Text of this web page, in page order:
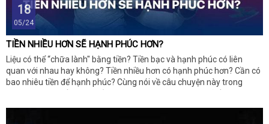
18
05/24
TIỀN NHIỀU HƠN SẼ HẠNH PHÚC HƠN?
Liệu có thể “chữa lành" bằng tiền? Tiền bạc và hạnh phúc có liên
quan với nhau hay không? Tiền nhiều hơn có hạnh phúc hơn? Cần có
bao nhiêu tiền để hạnh phúc? Cùng nói về câu chuyện này trong